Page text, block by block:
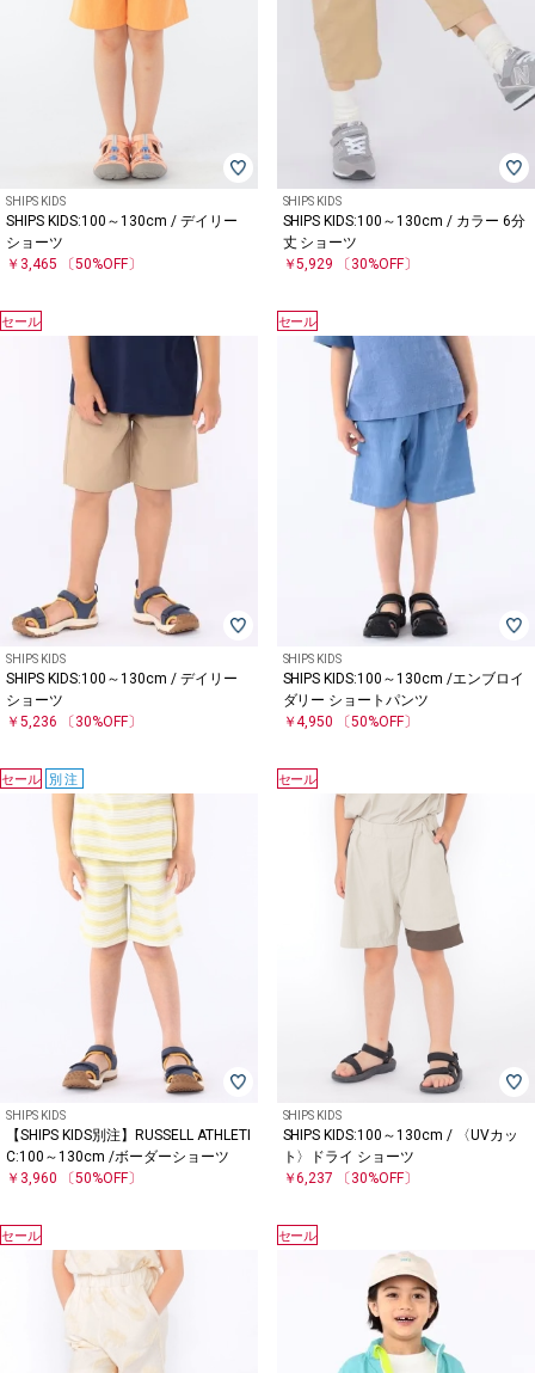
SHIPS KIDS
SHIPS KIDS:100～130cm / デイリー
ショーツ
￥3,465 〔50%OFF〕
SHIPS KIDS
SHIPS KIDS:100～130cm / カラー 6分
丈 ショーツ
￥5,929
〔30%OFF〕
セール
SHIPS KIDS
SHIPS KIDS:100～130cm / デイリー
ショーツ
￥5,236 〔30%OFF〕
セール
SHIPS KIDS
SHIPS KIDS:100～130cm /エンブロイ
ダリー ショートパンツ
￥4,950
〔50%OFF〕
セール 別注
SHIPS KIDS
【SHIPS KIDS別注】RUSSELL ATHLETI
C:100～130cm /ボーダーショーツ
￥3,960 〔50%OFF〕
セール
SHIPS KIDS
SHIPS KIDS:100～130cm / 〈UVカッ
ト〉ドライ ショーツ
￥6,237
〔30%OFF〕
セール セール